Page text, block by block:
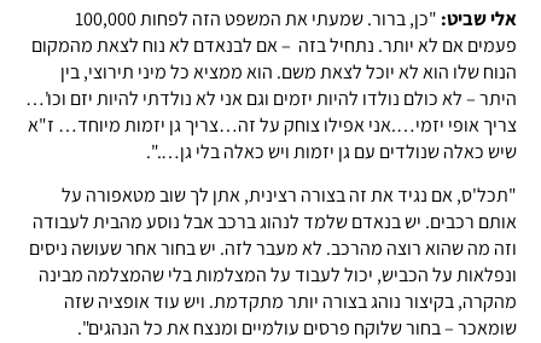
אלי שביט:
"כן, ברור. שמעתי את המשפט הזה לפחות 100,000
פעמים אם לא יותר. נתחיל בזה – אם לבנאדם לא נוח לצאת מהמקום
הנוח שלו הוא לא יוכל לצאת משם. הוא ממציא כל מיני תירוצי, בין
היתר – לא כולם נולדו להיות יזמים וגם אני לא נולדתי להיות יזם וכו'…
צריך אופי יזמי….אני אפילו צוחק על זה…צריך גן יזמות מיוחד… ז"א
שיש כאלה שנולדים עם גן יזמות ויש כאלה בלי גן….".
"תכל'ס, אם נגיד את זה בצורה רצינית, אתן לך שוב מטאפורה על
אותם רכבים. יש בנאדם שלמד לנהוג ברכב אבל נוסע מהבית לעבודה
וזה מה שהוא רוצה מהרכב. לא מעבר לזה. יש בחור אחר שעושה ניסים
ונפלאות על הכביש, יכול לעבוד על המצלמות בלי שהמצלמה מבינה
מהקרה, בקיצור נוהג בצורה יותר מתקדמת. ויש עוד אופציה שזה
שומאכר – בחור שלוקח פרסים עולמיים ומנצח את כל הנהגים".